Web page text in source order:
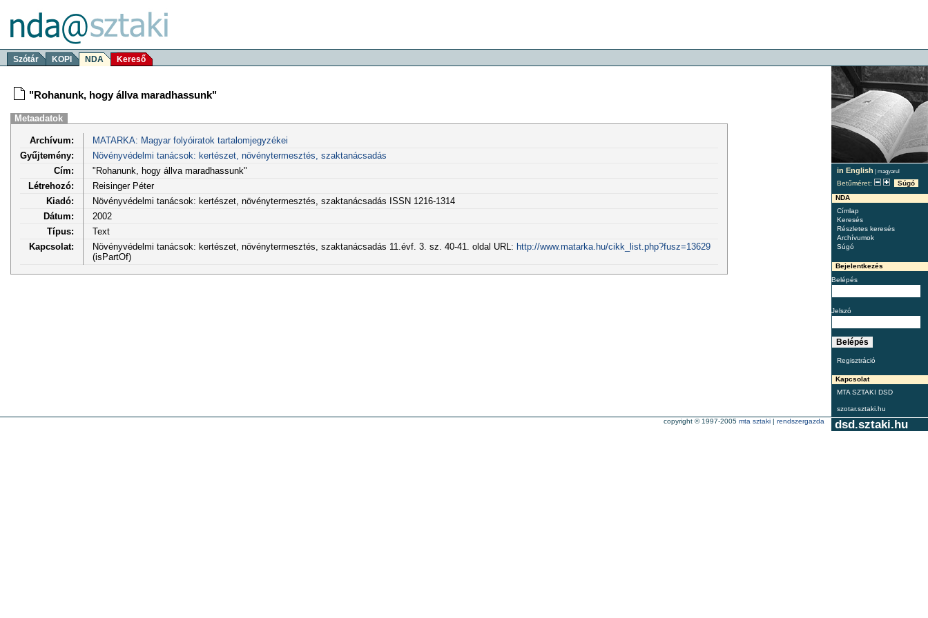
Szótár KOPI NDA Kereső
in English | magyarul
Betűméret:
Súgó
NDA
Címlap
Keresés
Részletes keresés
Archívumok
Súgó
Bejelentkezés
Belépés
Jelszó
Regisztráció
Kapcsolat
MTA SZTAKI DSD
szotar.sztaki.hu
"Rohanunk, hogy állva maradhassunk"
Metaadatok
Archívum:
MATARKA: Magyar folyóiratok tartalomjegyzékei
Gyűjtemény:
Növényvédelmi tanácsok: kertészet, növénytermesztés, szaktanácsadás
Cím:
"Rohanunk, hogy állva maradhassunk"
Létrehozó:
Reisinger Péter
Kiadó:
Növényvédelmi tanácsok: kertészet, növénytermesztés, szaktanácsadás ISSN 1216-1314
Dátum:
2002
Típus:
Text
Kapcsolat:
Növényvédelmi tanácsok: kertészet, növénytermesztés, szaktanácsadás 11.évf. 3. sz. 40-41. oldal URL: http://www.matarka.hu/cikk_list.php?fusz=13629
(isPartOf)
dsd.sztaki.hu
copyright © 1997-2005 mta sztaki | rendszergazda